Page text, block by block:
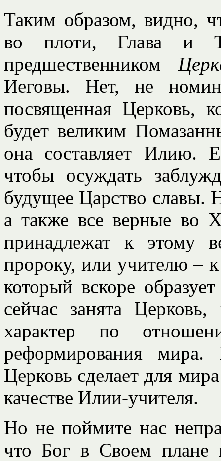
Таким образом, видно,
во плоти, Глава и
предшественником
Иеговы. Нет, не
посвященная Церковь,
будет великим
она составляет Илию.
чтобы осуждать
будущее Царство славы.
а также все верные во
принадлежат к этому
пророку, или учителю –
который вскоре
сейчас занята
характер по
реформирования
Церковь сделает для
качестве Илии-учителя.
Но не поймите нас
что Бог в Своем плане